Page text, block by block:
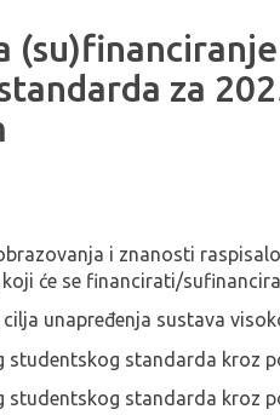
za
i znanosti
će se financirati/
unapređenja sustava
studentskog standarda kroz
studentskog standarda kroz